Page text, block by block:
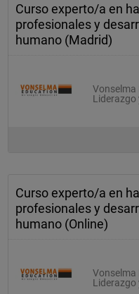
Curso experto/a en
profesionales y
humano (Madrid)
Vonselma
Liderazgo
Curso experto/a en
profesionales y
humano (Online)
Vonselma
Liderazgo